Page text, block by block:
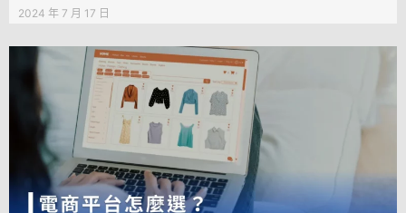
2024 年 7 月 17 日